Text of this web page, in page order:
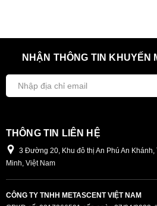
NHẬN THÔNG TIN KHUYẾN
THÔNG TIN LIÊN HỆ
3 Đường 20, Khu đô thị An Phú An
Minh, Việt Nam
CÔNG TY TNHH METASCENT VIỆT NAM